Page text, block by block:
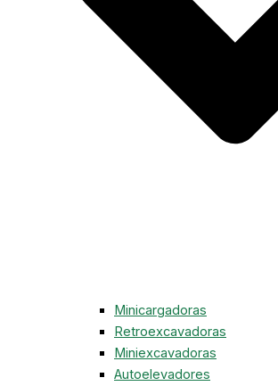
Minicargadoras
Retroexcavadoras
Miniexcavadoras
Autoelevadores